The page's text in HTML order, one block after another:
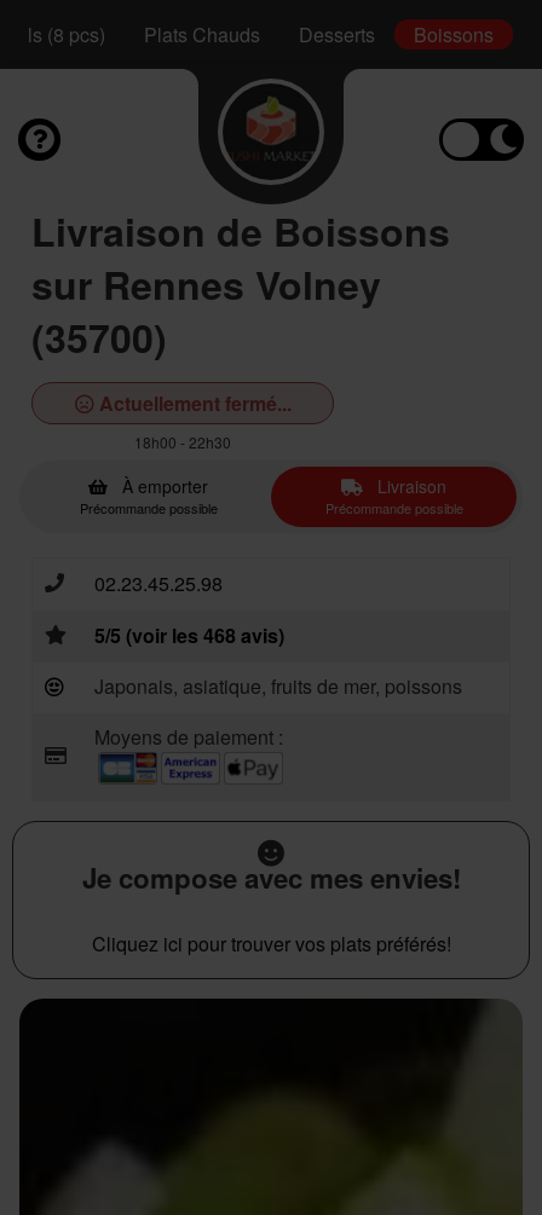
(8 pcs) Plats Chauds Desserts Boissons
Livraison de Boissons
sur Rennes Volney
(35700)
Actuellement fermé...
18h00 - 22h30
À emporter
Précommande possible
Livraison
Précommande possible
02.23.45.25.98
5/5 (voir les 468 avis)
Japonais, asiatique, fruits de mer, poissons
Moyens de paiement :
Je compose avec mes envies!
Cliquez ici pour trouver vos plats préférés!